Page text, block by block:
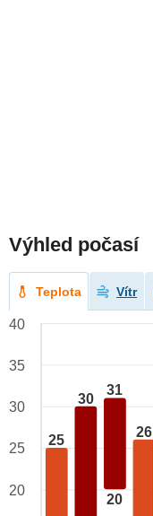
Výhled počasí
Teplota Vítr
25
30
31
20
26
40
35
30
25
20